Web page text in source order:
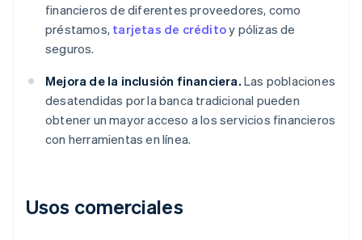
financieros de diferentes proveedores, como
préstamos, tarjetas de créditoy pólizas de
seguros.
Mejora de la inclusión financiera. Las poblaciones
desatendidas por la banca tradicional pueden
obtener un mayor acceso a los servicios financieros
con herramientas en línea.
Usos comerciales